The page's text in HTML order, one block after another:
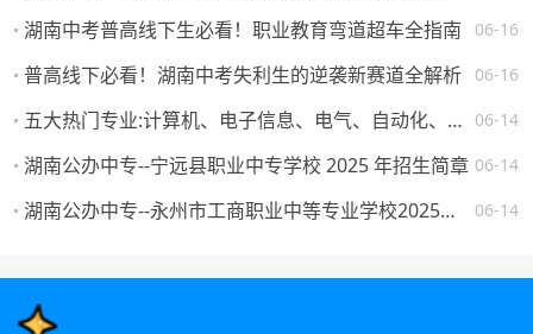
06-16
湖南中考普高线下生必看！职业教育弯道超车全指南
06-16
普高线下必看！湖南中考失利生的逆袭新赛道全解析
06-14
五大热门专业:计算机、电子信息、电气、自动化、机械。学校怎么选，将来就业如何？
06-14
湖南公办中专--宁远县职业中专学校 2025 年招生简章
06-14
湖南公办中专--永州市工商职业中等专业学校2025年一年级新生填报志愿须知